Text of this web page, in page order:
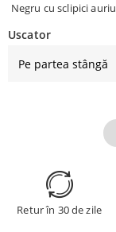
Negru cu sclipici auriu
Uscator
Retur în 30 de zile